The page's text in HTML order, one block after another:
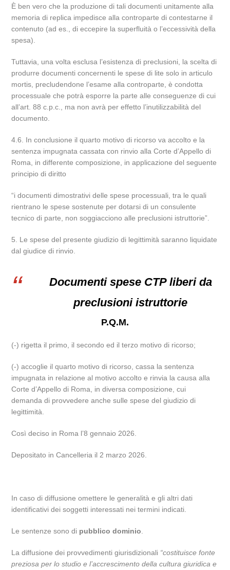
È ben vero che la produzione di tali documenti unitamente alla
memoria di replica impedisce alla controparte di contestarne il
contenuto (ad es., di eccepire la superfluità o l’eccessività della
spesa).
Tuttavia, una volta esclusa l’esistenza di preclusioni, la scelta di
produrre documenti concernenti le spese di lite solo in articulo
mortis, precludendone l’esame alla controparte, è condotta
processuale che potrà esporre la parte alle conseguenze di cui
all’art. 88 c.p.c., ma non avrà per effetto l’inutilizzabilità del
documento.
4.6. In conclusione il quarto motivo di ricorso va accolto e la
sentenza impugnata cassata con rinvio alla Corte d’Appello di
Roma, in differente composizione, in applicazione del seguente
principio di diritto
“i documenti dimostrativi delle spese processuali, tra le quali
rientrano le spese sostenute per dotarsi di un consulente
tecnico di parte, non soggiacciono alle preclusioni istruttorie”.
5. Le spese del presente giudizio di legittimità saranno liquidate
dal giudice di rinvio.
Documenti spese CTP liberi da
preclusioni istruttorie
P.Q.M.
(-) rigetta il primo, il secondo ed il terzo motivo di ricorso;
(-) accoglie il quarto motivo di ricorso, cassa la sentenza
impugnata in relazione al motivo accolto e rinvia la causa alla
Corte d’Appello di Roma, in diversa composizione, cui
demanda di provvedere anche sulle spese del giudizio di
legittimità.
Così deciso in Roma l’8 gennaio 2026.
Depositato in Cancelleria il 2 marzo 2026.
In caso di diffusione omettere le generalità e gli altri dati
identificativi dei soggetti interessati nei termini indicati.
Le sentenze sono di pubblico dominio
La diffusione dei provvedimenti giurisdizionali “costituisce fonte
preziosa per lo studio e l’accrescimento della cultura giuridica e